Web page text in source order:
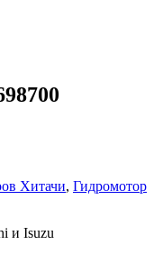
Хитачи, Гидромотор
и Isuzu